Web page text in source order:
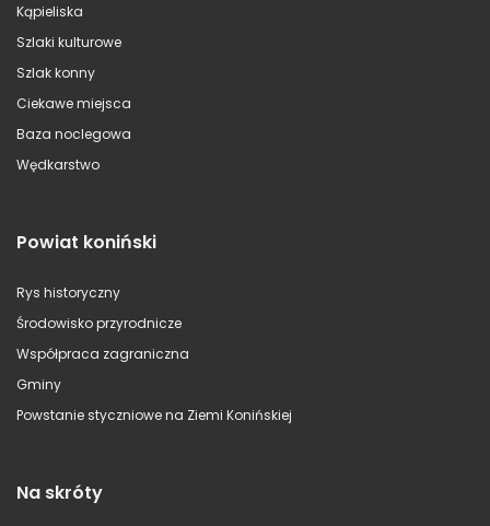
Kąpieliska
Szlaki kulturowe
Szlak konny
Ciekawe miejsca
Baza noclegowa
Wędkarstwo
Powiat koniński
Rys historyczny
Środowisko przyrodnicze
Współpraca zagraniczna
Gminy
Powstanie styczniowe na Ziemi Konińskiej
Na skróty